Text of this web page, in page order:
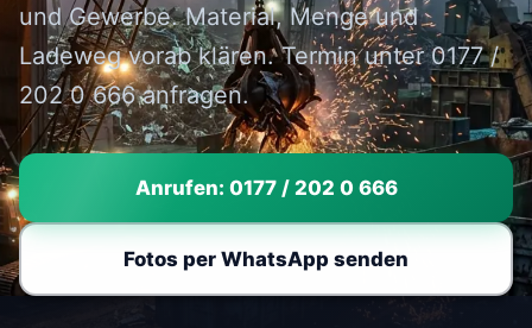
und Gewerbe. Material, Menge und
Ladeweg vorab klären. Termin unter 0177 /
202 0 666 anfragen.
Anrufen: 0177 / 202 0 666
Fotos per WhatsApp senden